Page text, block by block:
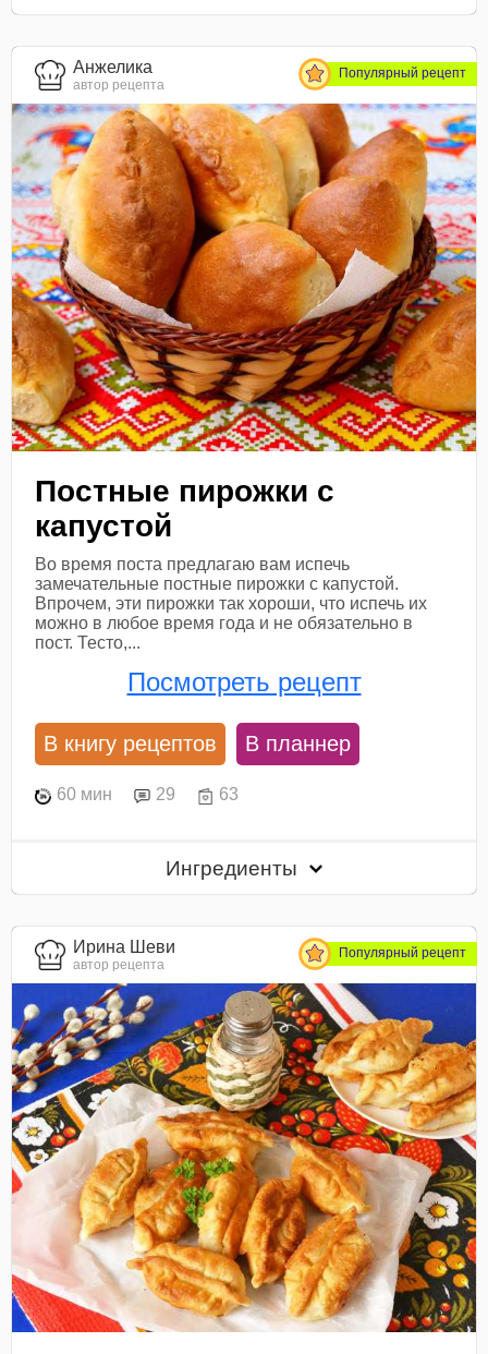
Анжелика
автор рецепта
Популярный рецепт
Постные пирожки с
капустой
Во время поста предлагаю вам испечь
замечательные постные пирожки с капустой.
Впрочем, эти пирожки так хороши, что испечь их
можно в любое время года и не обязательно в
пост. Тесто,...
Посмотреть рецепт
В книгу рецептов В планнер
60 мин 29 63
Ингредиенты
Ирина Шеви
автор рецепта
Популярный рецепт